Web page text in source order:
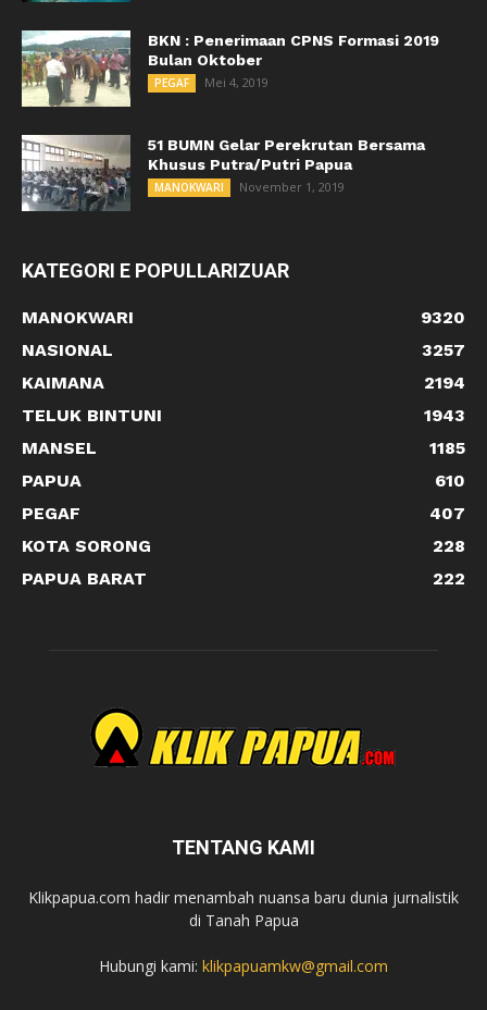
BKN : Penerimaan CPNS Formasi 2019
Bulan Oktober
PEGAF Mei 4, 2019
51 BUMN Gelar Perekrutan Bersama
Khusus Putra/Putri Papua
MANOKWARI November 1, 2019
KATEGORI E POPULLARIZUAR
MANOKWARI
9320
NASIONAL
3257
KAIMANA
2194
TELUK BINTUNI
1943
MANSEL
1185
PAPUA
610
PEGAF
407
KOTA SORONG
228
PAPUA BARAT
222
TENTANG KAMI
Klikpapua.com hadir menambah nuansa baru dunia jurnalistik
di Tanah Papua
Hubungi kami: klikpapuamkw@gmail.com